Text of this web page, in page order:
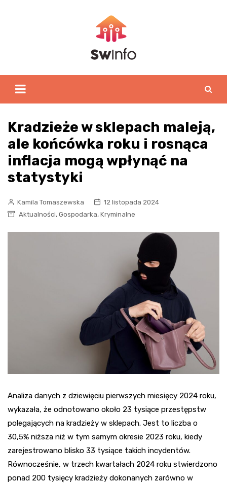
Kradzieże w sklepach maleją,
ale końcówka roku i rosnąca
inflacja mogą wpłynąć na
statystyki
Kamila Tomaszewska
12 listopada 2024
Aktualności, Gospodarka, Kryminalne
Analiza danych z dziewięciu pierwszych miesięcy 2024 roku,
wykazała, że odnotowano około 23 tysiące przestępstw
polegających na kradzieży w sklepach. Jest to liczba o
30,5% niższa niż w tym samym okresie 2023 roku, kiedy
zarejestrowano blisko 33 tysiące takich incydentów.
Równocześnie, w trzech kwartałach 2024 roku stwierdzono
ponad 200 tysięcy kradzieży dokonanych zarówno w